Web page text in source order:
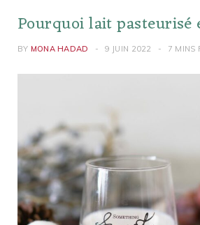
Pourquoi lait pasteurisé
BY MONA HADAD 9 JUIN 2022 7 MINS